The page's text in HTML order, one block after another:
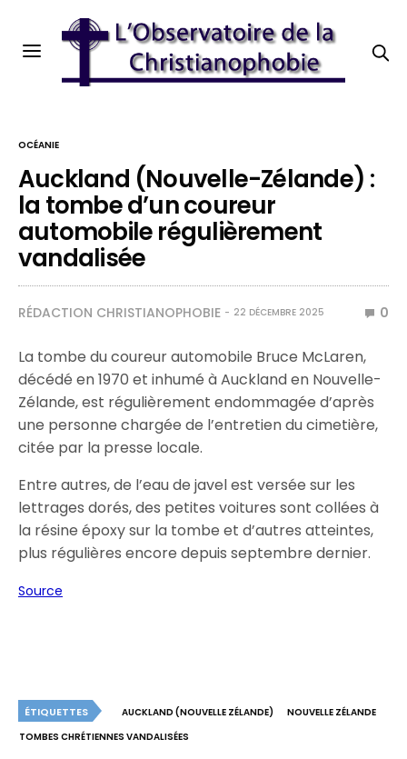
OCÉANIE
Auckland (Nouvelle-Zélande) :
la tombe d’un coureur
automobile régulièrement
vandalisée
RÉDACTION CHRISTIANOPHOBIE 22 DÉCEMBRE 2025 0
La tombe du coureur automobile Bruce McLaren,
décédé en 1970 et inhumé à Auckland en Nouvelle-
Zélande, est régulièrement endommagée d’après
une personne chargée de l’entretien du cimetière,
citée par la presse locale.
Entre autres, de l’eau de javel est versée sur les
lettrages dorés, des petites voitures sont collées à
la résine époxy sur la tombe et d’autres atteintes,
plus régulières encore depuis septembre dernier.
Source
ÉTIQUETTES AUCKLAND (NOUVELLE ZÉLANDE)
NOUVELLE ZÉLANDE
TOMBES CHRÉTIENNES VANDALISÉES